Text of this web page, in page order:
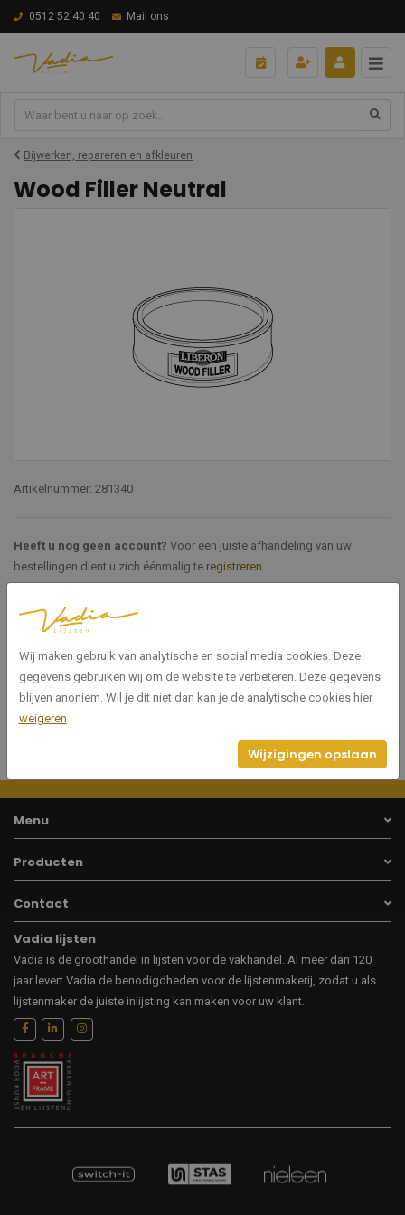
0512 52 40 40 Mail ons
Bijwerken, repareren en afkleuren
Wood Filler Neutral
Artikelnummer: 281340
Heeft u nog geen account? Voor een juiste afhandeling van uw
bestellingen dient u zich éénmalig te registreren.
Specificaties
Artikelnummer 281340
Menu
Producten
Contact
Vadia lijsten
Vadia is de groothandel in lijsten voor de vakhandel. Al meer dan 120
jaar levert Vadia de benodigdheden voor de lijstenmakerij, zodat u als
lijstenmaker de juiste inlijsting kan maken voor uw klant.
Wij maken gebruik van analytische en social media cookies. Deze
gegevens gebruiken wij om de website te verbeteren. Deze gegevens
blijven anoniem. Wil je dit niet dan kan je de analytische cookies hier
weigeren
Wijzigingen opslaan